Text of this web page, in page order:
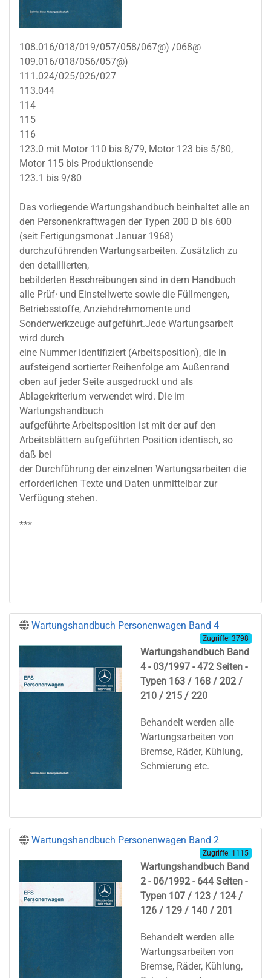
108.016/018/019/057/058/067@) /068@
109.016/018/056/057@)
111.024/025/026/027
113.044
114
115
116
123.0 mit Motor 110 bis 8/79, Motor 123 bis 5/80,
Motor 115 bis Produktionsende
123.1 bis 9/80
Das vorliegende Wartungshandbuch beinhaltet alle an
den Personenkraftwagen der Typen 200 D bis 600
(seit Fertigungsmonat Januar 1968)
durchzuführenden Wartungsarbeiten. Zusätzlich zu
den detaillierten,
bebilderten Beschreibungen sind in dem Handbuch
alle Prüf· und Einstellwerte sowie die Füllmengen,
Betriebsstoffe, Anziehdrehmomente und
Sonderwerkzeuge aufgeführt.Jede Wartungsarbeit
wird durch
eine Nummer identifiziert (Arbeitsposition), die in
aufsteigend sortierter Reihenfolge am Außenrand
oben auf jeder Seite ausgedruckt und als
Ablagekriterium verwendet wird. Die im
Wartungshandbuch
aufgeführte Arbeitsposition ist mit der auf den
Arbeitsblättern aufgeführten Position identisch, so
daß bei
der Durchführung der einzelnen Wartungsarbeiten die
erforderlichen Texte und Daten unmittelbar zur
Verfügung stehen.
***
Wartungshandbuch Personenwagen Band 4
Zugriffe: 3798
Wartungshandbuch Band
4 - 03/1997 - 472 Seiten -
Typen 163 / 168 / 202 /
210 / 215 / 220
Behandelt werden alle
Wartungsarbeiten von
Bremse, Räder, Kühlung,
Schmierung etc.
Wartungshandbuch Personenwagen Band 2
Zugriffe: 1115
Wartungshandbuch Band
2 - 06/1992 - 644 Seiten -
Typen 107 / 123 / 124 /
126 / 129 / 140 / 201
Behandelt werden alle
Wartungsarbeiten von
Bremse, Räder, Kühlung,